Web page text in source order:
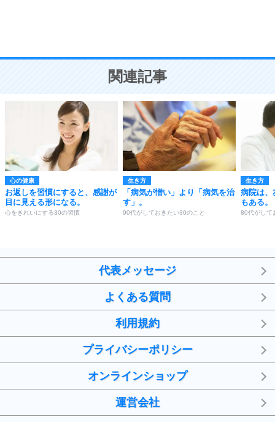
ことが大切。
関連記事
心の健康
お返しを習慣にすると、感謝が
目に見える形になる。
心をきれいにする30の習慣
生き方
「病気が憎い」より「病気を治
す」。
90代がしておきたい30のこと
生き方
病院は、
もある。
80代がして
代表メッセージ
よくある質問
利用規約
プライバシーポリシー
オンラインショップ
運営会社